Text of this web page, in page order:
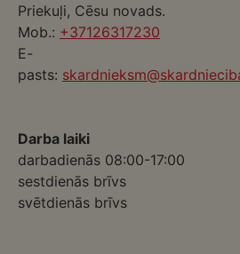
Priekuļi, Cēsu novads.
Mob.: +37126317230
E-
pasts:
Darba laiki
darbadienās 08:00-17:00
sestdienās brīvs
svētdienās brīvs